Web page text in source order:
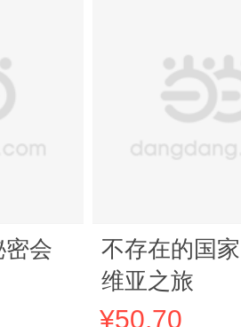
密会
不存在的国
维亚之旅
¥50.70